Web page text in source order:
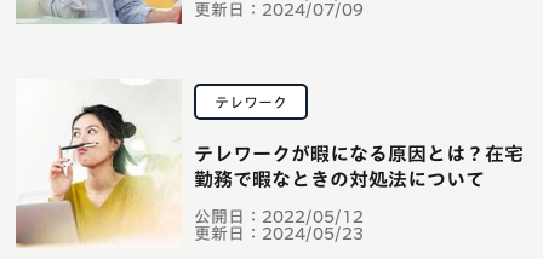
更新日： 2024/07/09
テレワーク
公開日： 2022/05/12
更新日： 2024/05/23
テレワークが暇になる原因とは？在宅
勤務で暇なときの対処法について